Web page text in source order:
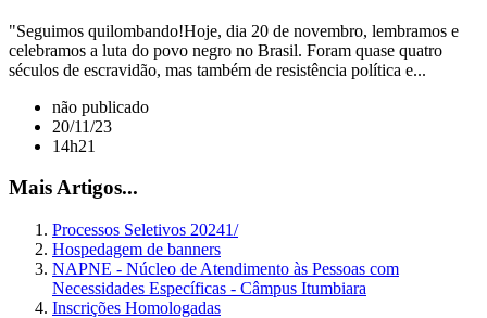
"Seguimos quilombando!Hoje, dia 20 de novembro, lembramos e
celebramos a luta do povo negro no Brasil. Foram quase quatro
séculos de escravidão, mas também de resistência política e...
não publicado
20/11/23
14h21
Mais Artigos...
Processos Seletivos 20241/
Hospedagem de banners
NAPNE - Núcleo de Atendimento às Pessoas com
Necessidades Específicas - Câmpus Itumbiara
Inscrições Homologadas